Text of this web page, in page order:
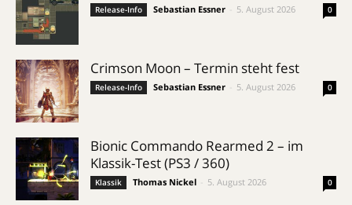
Release-Info Sebastian Essner 5. August 2026 0
Crimson Moon – Termin steht fest
Release-Info Sebastian Essner 5. August 2026 0
Bionic Commando Rearmed 2 – im
Klassik-Test (PS3 / 360)
Klassik Thomas Nickel 5. August 2026 0